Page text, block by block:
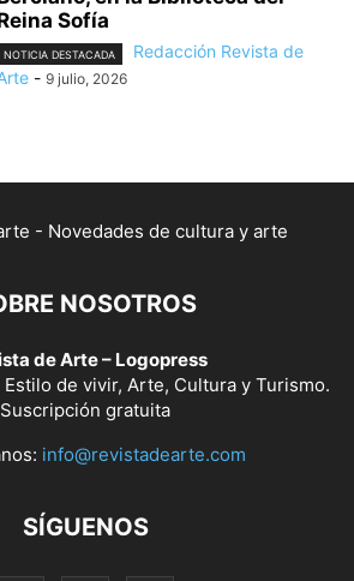
Sofía
NOTICIA DESTACADA
Redacción Revista de
- 9 julio, 2026
NOSOTROS
de Arte – Logopress
de vivir, Arte, Cultura y Turismo.
Suscripción gratuita
info@revistadearte.com
SÍGUENOS